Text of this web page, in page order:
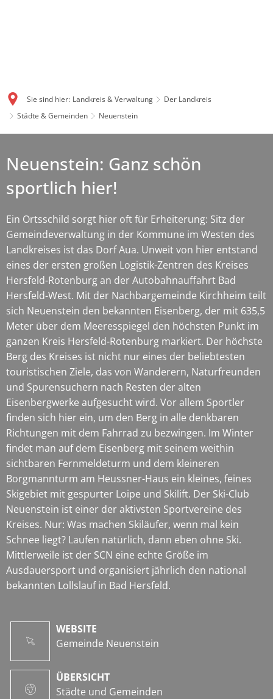
Sie sind hier: Landkreis & Verwaltung
Der Landkreis
Städte & Gemeinden
Neuenstein
Neuenstein: Ganz schön
sportlich hier!
Ein Ortsschild sorgt hier oft für Erheiterung: Sitz der
Gemeindeverwaltung in der Kommune im Westen des
Landkreises ist das Dorf Aua. Unweit von hier entstand
eines der ersten großen Logistik-Zentren des Kreises
Hersfeld-Rotenburg an der Autobahnauffahrt Bad
Hersfeld-West. Mit der Nachbargemeinde Kirchheim teilt
sich Neuenstein den bekannten Eisenberg, der mit 635,5
Meter über dem Meeresspiegel den höchsten Punkt im
ganzen Kreis Hersfeld-Rotenburg markiert. Der höchste
Berg des Kreises ist nicht nur eines der beliebtesten
touristischen Ziele, das von Wanderern, Naturfreunden
und Spurensuchern nach Resten der alten
Eisenbergwerke aufgesucht wird. Vor allem Sportler
finden sich hier ein, um den Berg in alle denkbaren
Richtungen mit dem Fahrrad zu bezwingen. Im Winter
findet man auf dem Eisenberg mit seinem weithin
sichtbaren Fernmeldeturm und dem kleineren
Borgmannturm am Heussner-Haus ein kleines, feines
Skigebiet mit gespurter Loipe und Skilift. Der Ski-Club
Neuenstein ist einer der aktivsten Sportvereine des
Kreises. Nur: Was machen Skiläufer, wenn mal kein
Schnee liegt? Laufen natürlich, dann eben ohne Ski.
Mittlerweile ist der SCN eine echte Größe im
Ausdauersport und organisiert jährlich den national
bekannten Lollslauf in Bad Hersfeld.
WEBSITE
Gemeinde Neuenstein
ÜBERSICHT
Städte und Gemeinden